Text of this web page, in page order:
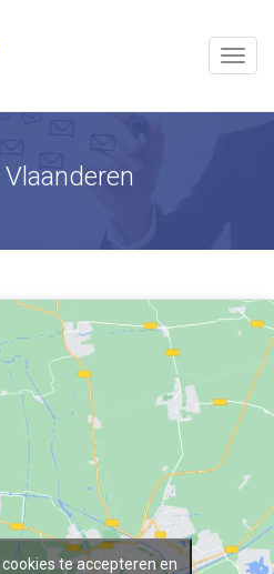
Menu
Vlaanderen
te accepteren en